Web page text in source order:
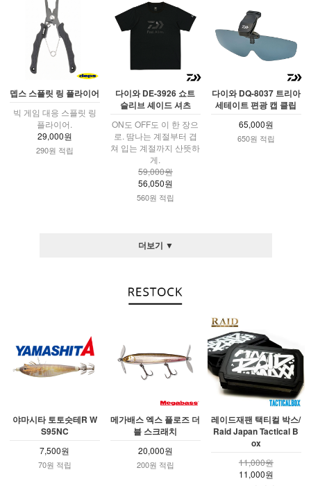
뎁스 스플릿 링 플라이어
빅 게임 대응 스플릿 링
플라이어.
29,000원
290원 적립
다이와 DE-3926 쇼트
슬리브 셰이드 셔츠
ON도 OFF도 이 한 장으
로. 땀나는 계절부터 겹
쳐 입는 계절까지 산뜻하
게.
59,000원
56,050원
560원 적립
다이와 DQ-8037 트리아
세테이트 편광 캡 클립
65,000원
650원 적립
더보기 ▼
야마시타 토토슷테R W
S95NC
7,500원
70원 적립
메가배스 엑스 플로즈 더
블 스크래치
20,000원
200원 적립
레이드재팬 택티컬 박스/
Raid Japan Tactical B
ox
11,000원
11,000원